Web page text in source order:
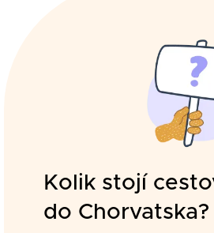
Kolik stojí
do Chorvatska?